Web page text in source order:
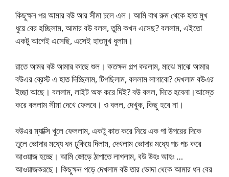
কিছুক্ষন পর আমার বউ আর সীমা চলে এল। আমি বাথ রুম থেকে হাত মুখ
ধুয়ে বের হচ্ছিলাম, আমার বউ বলল, তুমি কখন এসেছ? বললাম, এইতো
একটু আগেই এসেছি, এসেই হাতমুখ ধুলাম।
রাতে আমর বউ আমার কাছে শুল। কতক্ষন গল্প করলাম, মাঝে মাঝে আমার
বউএর ব্রেস্ট এ হাত দিচ্ছিলাম, টিপছিলাম, বললাম লাগাবো? দেখলাম বউএর
ইচ্ছা আছে। বললাম, লাইট অফ করে দিই? বউ বলল, দিতে হবেনা।আস্তে
করে বললাম সীমা দেখে ফেলবে। ও বলল, দেখুক, কিছু হবে না।
বউএর ম্যাক্সি খুলে ফেললাম, একটু কাত করে নিয়ে এক পা উপরের দিকে
তুলে ভোদার মধ্যে ধন ঢুকিয়ে দিলাম, দেখলাম ভোদার মধ্যে পচ পচ করে
আওয়াজ হচ্ছে। আমি জোড়ে ঠাপাতে লাগলাম, বউ উহঃ আহঃ …
আওয়াজকরছে। কিছুক্ষন পড়ে দেখলাম বউ তার ভোদা থেকে আমার ধন বের